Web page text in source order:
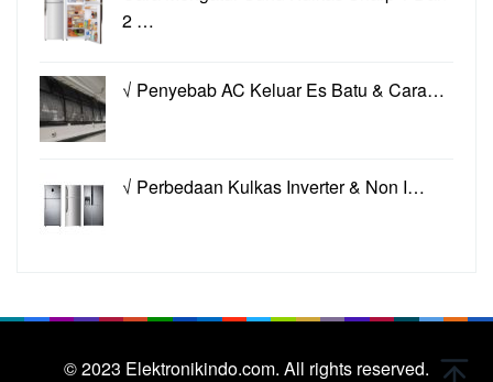
2 …
√ Penyebab AC Keluar Es Batu & Cara…
√ Perbedaan Kulkas Inverter & Non I…
© 2023 Elektronikindo.com. All rights reserved.